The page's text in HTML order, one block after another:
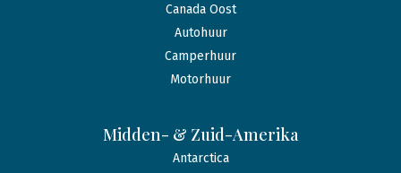
Canada Oost
Autohuur
Camperhuur
Motorhuur
Midden- & Zuid-Amerika
Antarctica